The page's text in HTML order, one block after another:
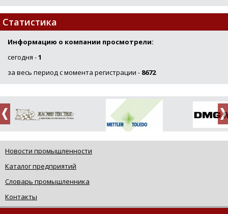
Статистика
Информацию о компании просмотрели:
сегодня -1
за весь период с момента регистрации - 8672
Новости промышленности
Каталог предприятий
Словарь промышленника
Контакты